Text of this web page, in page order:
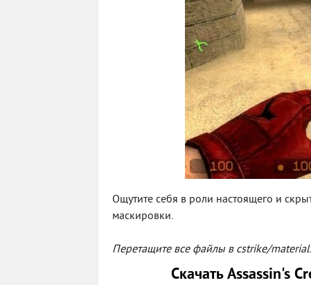
Ощутите себя в роли настоящего и
маскировки.
Перетащите все файлы в cstrike/
Скачать Assassin's